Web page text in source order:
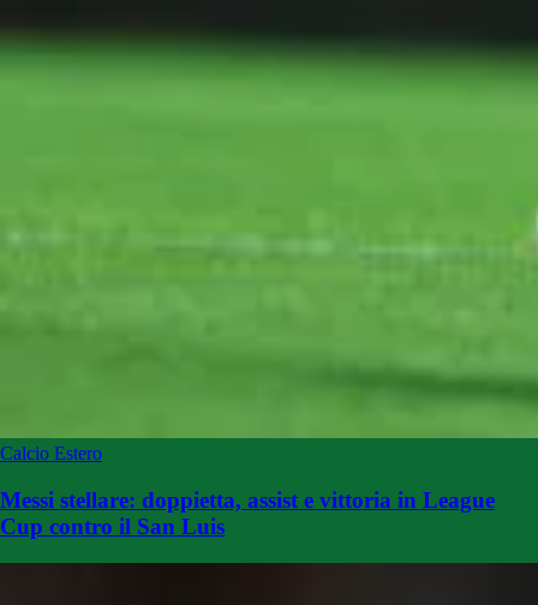
Calcio Estero
Messi stellare: doppietta, assist e vittoria in League
Cup contro il San Luis